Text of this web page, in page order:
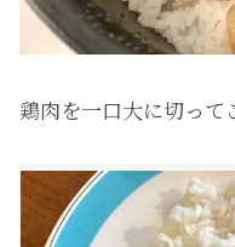
鶏肉を一口大に切って